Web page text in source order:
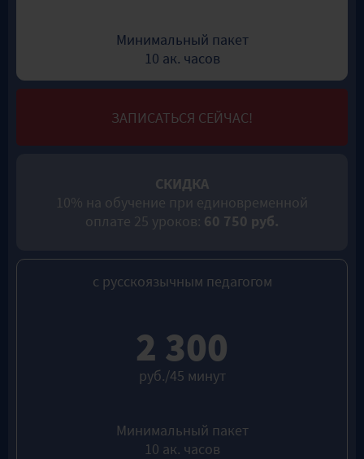
Минимальный пакет
10 ак. часов
ЗАПИСАТЬСЯ СЕЙЧАС!
СКИДКА
10% на обучение при единовременной
оплате 25 уроков: 60 750 руб.
с русскоязычным педагогом
2 300
руб./45 минут
Минимальный пакет
10 ак. часов